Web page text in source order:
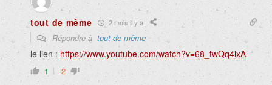
tout de même 2 mois il y a
Répondre à tout de même
le lien : https://www.youtube.com/watch?v=68_twQq4ixA
1 -2